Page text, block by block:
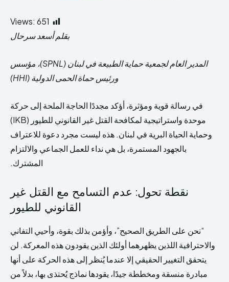
Enter the depths of the SPNL
Website
LOGIN
REGISTER
THE WORLD LEADER IN
HIMA REVIVAL
Creative Commons Attribution 4.0 International license.
(2025)
Enter the depths of the SPNL
Website
LOGIN
REGISTER
THE WORLD LEADER IN
HIMA REVIVAL
Creative Commons Attribution 4.0 International license.
(2025)
Views: 651
بقلم أسعد سرحال
المدير العام لجمعية حماية الطبيعة في لبنان (SPNL)، مؤسس
ورئيس حماة الحمى الدولية (HHI)
في رسالة قوية ومؤثرة، أؤكد مجددًا الحاجة الملحة إلى حركة
موحدة واستراتيجية لمكافحة القتل غير القانوني للطيور (IKB)
وحماية الحياة البرية في لبنان. هذه ليست مجرد دعوة للاعتراف
بالجهود المستمرة، بل هي نداء للعمل الجماعي والالتزام
المشترك.
نقطة تحول: عدم التسامح مع القتل غير
القانوني للطيور
“نحن على الطريق الصحيح”، وأؤمن بذلك بقوة، وأحيي التفاني
والاحترافية اللذين يظهرهما أولئك الذين يقودون هذه المعركة. لن
يتحقق التغيير الحقيقي إلا عندما يُنظر إلى هذه الحركة على أنها
مبادرة منسقة ومخططة جيدًا، يقودها نماذج يُحتذى بها، بدلاً من